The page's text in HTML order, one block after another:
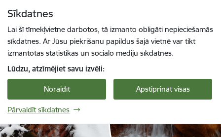
Sīkdatnes
Lai šī tīmekļvietne darbotos, tā izmanto obligāti nepieciešamās
sīkdatnes. Ar Jūsu piekrišanu papildus šajā vietnē var tikt
izmantotas statistikas un sociālo mediju sīkdatnes.
Lūdzu, atzīmējiet savu izvēli:
Noraidīt Apstiprināt visas
Pārvaldīt sīkdatnes
1 / 4